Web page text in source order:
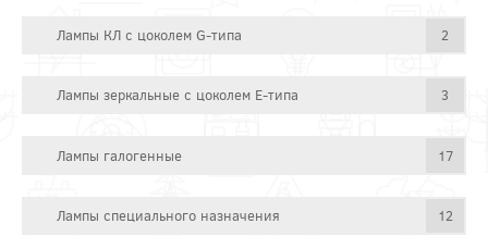
Лампы КЛ с цоколем G-типа 2
Лампы зеркальные с цоколем E-типа 3
Лампы галогенные 17
Лампы специального назначения 12